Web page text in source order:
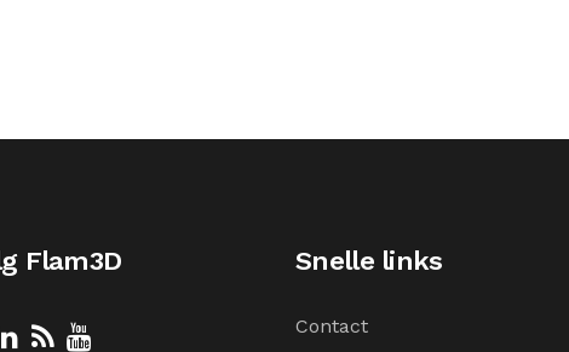
Flam3D Snelle links
Contact